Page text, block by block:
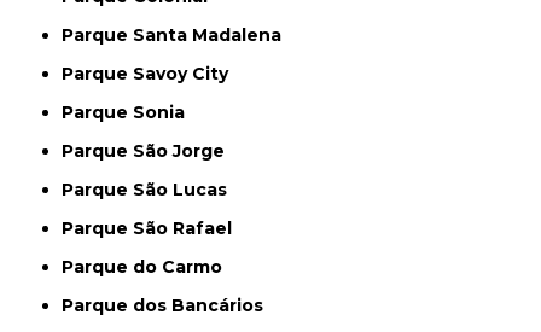
Parque Santa Madalena
Parque Savoy City
Parque Sonia
Parque São Jorge
Parque São Lucas
Parque São Rafael
Parque do Carmo
Parque dos Bancários